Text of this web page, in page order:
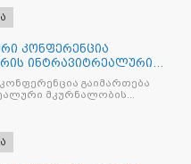
კონფერენცია
ინტრავიტრეალური
გაიმართება
მკურნალობის